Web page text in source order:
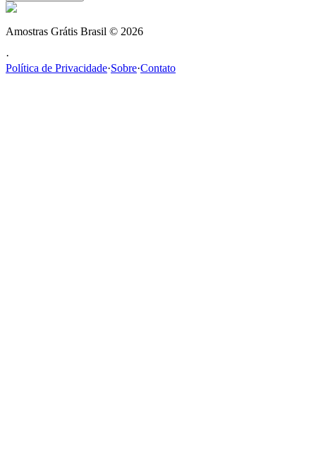
Amostras Grátis Brasil © 2026
·
Política de Privacidade·Sobre·Contato